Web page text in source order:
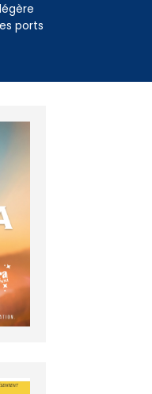
ports